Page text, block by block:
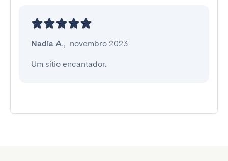
Nadia A., novembro 2023
Um sítio encantador.